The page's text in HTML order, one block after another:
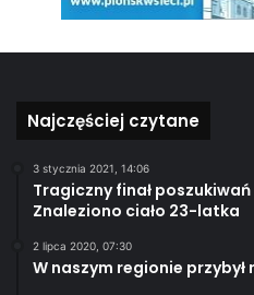
Najczęściej czytane
3 stycznia 2021, 14:06
Tragiczny finał
Znaleziono ciało 23-latka
2 lipca 2020, 07:30
W naszym regionie przybył